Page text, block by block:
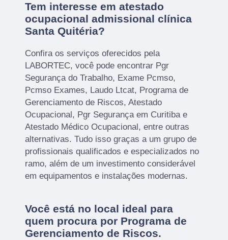
Tem interesse em atestado
ocupacional admissional clínica
Santa Quitéria?
Confira os serviços oferecidos pela
LABORTEC, você pode encontrar Pgr
Segurança do Trabalho, Exame Pcmso,
Pcmso Exames, Laudo Ltcat, Programa de
Gerenciamento de Riscos, Atestado
Ocupacional, Pgr Segurança em Curitiba e
Atestado Médico Ocupacional, entre outras
alternativas. Tudo isso graças a um grupo de
profissionais qualificados e especializados no
ramo, além de um investimento considerável
em equipamentos e instalações modernas.
Você está no local ideal para
quem procura por Programa de
Gerenciamento de Riscos.